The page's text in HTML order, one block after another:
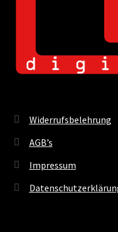
Widerrufsbelehrung
AGB’s
Impressum